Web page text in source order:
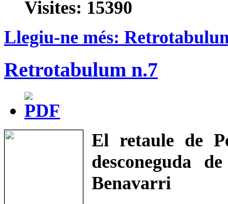
Visites: 15390
Llegiu-ne més:
Retrotabulum n.7
El retaule de
desconeguda
Benavarri